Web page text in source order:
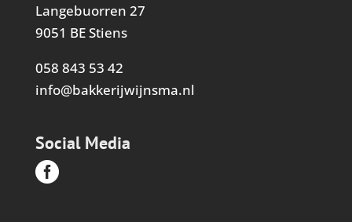
Langebuorren 27
9051 BE Stiens
058 843 53 42
info@bakkerijwijnsma.nl
Social Media
